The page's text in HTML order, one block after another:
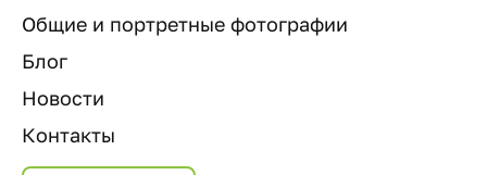
Общие и портретные фотографии
Блог
Новости
Контакты